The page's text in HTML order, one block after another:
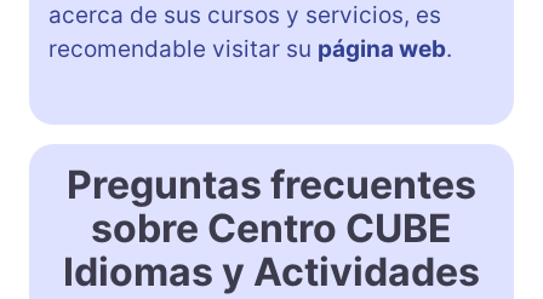
acerca de sus cursos y servicios, es
recomendable visitar su página web.
Preguntas frecuentes
sobre Centro CUBE
Idiomas y Actividades